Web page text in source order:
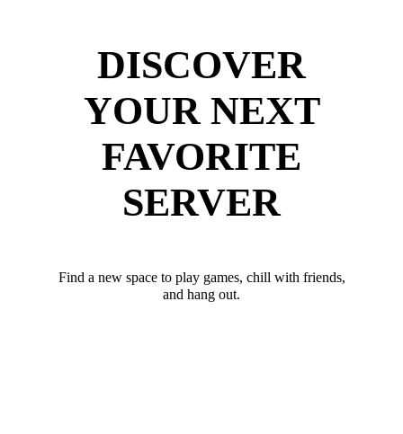
DISCOVER
YOUR NEXT
FAVORITE
SERVER
Find a new space to play games, chill with friends,
and hang out.